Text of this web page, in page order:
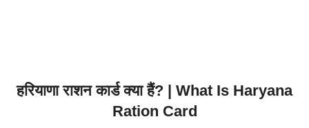
हरियाणा राशन कार्ड क्या हैं? | What Is Haryana
Ration Card